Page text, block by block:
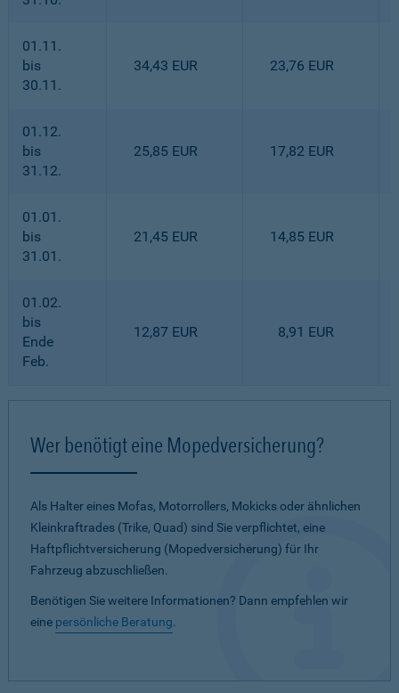
01.11.
bis
30.11.
34,43 EUR 23,76 EUR
01.12.
bis
31.12.
25,85 EUR 17,82 EUR
01.01.
bis
31.01.
21,45 EUR 14,85 EUR
01.02.
bis
Ende
Feb.
12,87 EUR 8,91 EUR
Wer benötigt eine Mopedversicherung?
Als Halter eines Mofas, Motorrollers, Mokicks oder ähnlichen
Kleinkraftrades (Trike, Quad) sind Sie verpflichtet, eine
Haftpflichtversicherung (Mopedversicherung) für Ihr
Fahrzeug abzuschließen.
Benötigen Sie weitere Informationen? Dann empfehlen wir
eine persönliche Beratung.